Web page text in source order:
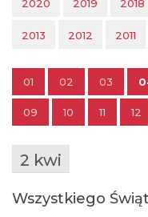
2020 2019 2018
2013 2012 2011
01 02 03
09 10 11 12
2 kwi
Wszystkiego